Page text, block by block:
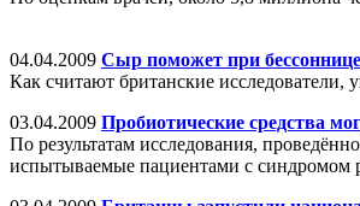
04.04.2009 Сыр поможет при бессоннице
Как считают британские исследователи,
03.04.2009 Пробиотические средства
По результатам исследования,
испытываемые пациентами с